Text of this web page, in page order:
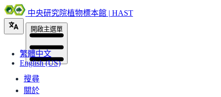
中央研究院植物標本館 | HAST
繁體中文
English (US)
開啟主選單
搜尋
關於